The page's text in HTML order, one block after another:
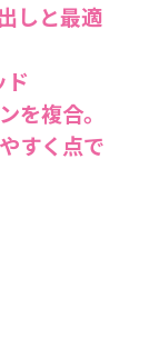
しと最適
を複合。
すく点で